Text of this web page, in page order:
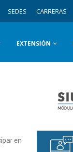
SEDES CARRERAS
EXTENSIÓN
en